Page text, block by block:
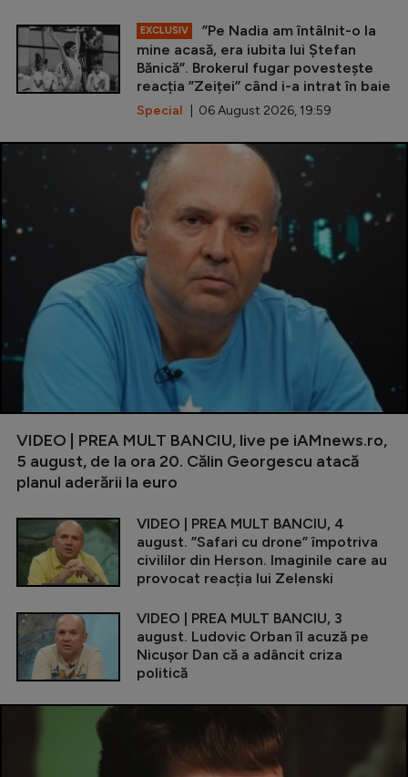
EXCLUSIV
”Pe Nadia am întâlnit-o la
mine acasă, era iubita lui Ștefan
Bănică”. Brokerul fugar povestește
reacția ”Zeiței” când i-a intrat în baie
Special | 06 August 2026, 19:59
VIDEO | PREA MULT BANCIU, live pe iAMnews.ro,
5 august, de la ora 20. Călin Georgescu atacă
planul aderării la euro
VIDEO | PREA MULT BANCIU, 4
august. ”Safari cu drone” împotriva
civililor din Herson. Imaginile care au
provocat reacția lui Zelenski
VIDEO | PREA MULT BANCIU, 3
august. Ludovic Orban îl acuză pe
Nicușor Dan că a adâncit criza
politică